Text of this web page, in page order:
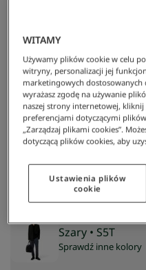
Lacoste/Mężczyzna/Odzież/Spodnie I
Szary • S5T
Sprawdź inne kolory
WITAMY
Używamy plików cookie w celu
witryny, personalizacji jej
marketingowych dostosowanych
wyrażasz zgodę na używanie
naszej strony internetowej, kliknij
preferencjami dotyczącymi
„Zarządzaj plikami cookies”.
dotyczącą plików cookies, aby
Ustawienia plików
cookie